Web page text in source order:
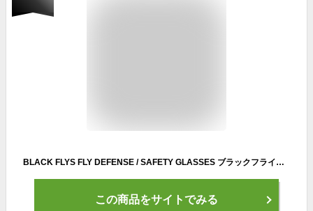
BLACK FLYS FLY DEFENSE / SAFETY GLASSES ブラックフライズ フライディフェンス セイフティーグラス CA カリフォルニア 西海岸 サングラス 防護 作業用 安全眼鏡 安全メガネ ワークめがね
この商品をサイトでみる